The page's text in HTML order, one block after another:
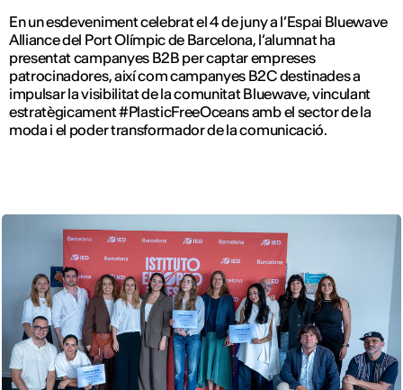
En un esdeveniment celebrat el 4 de juny a l’Espai Bluewave
Alliance del Port Olímpic de Barcelona, l’alumnat ha
presentat campanyes B2B per captar empreses
patrocinadores, així com campanyes B2C destinades a
impulsar la visibilitat de la comunitat Bluewave, vinculant
estratègicament #PlasticFreeOceans amb el sector de la
moda i el poder transformador de la comunicació.